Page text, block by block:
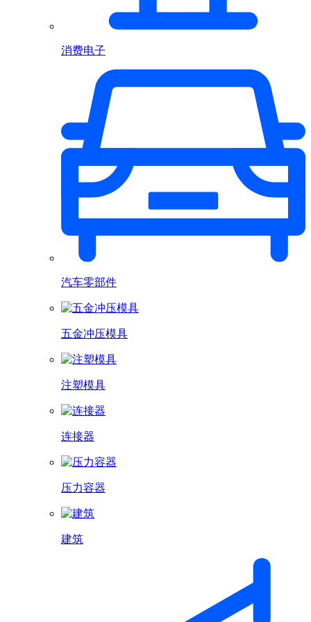
消费电子
汽车零部件
五金冲压模具
注塑模具
连接器
压力容器
建筑